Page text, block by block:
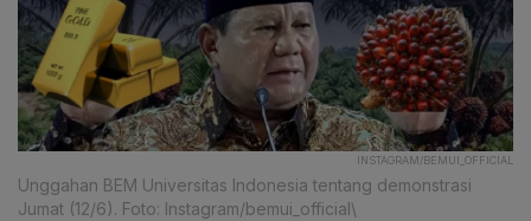
INSTAGRAM/BEMUI_OFFICIAL
Unggahan BEM Universitas Indonesia tentang demonstrasi
Jumat (12/6). Foto: Instagram/bemui_official\